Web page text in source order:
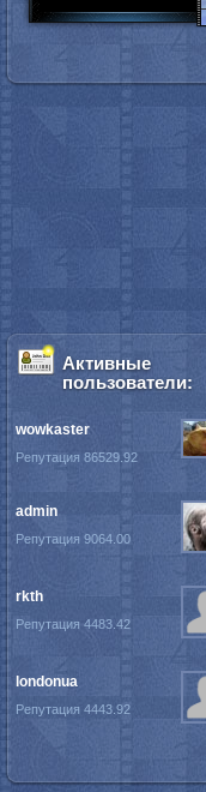
Активные
пользователи:
wowkaster
Репутация 86529.92
admin
Репутация 9064.00
rkth
Репутация 4483.42
londonua
Репутация 4443.92